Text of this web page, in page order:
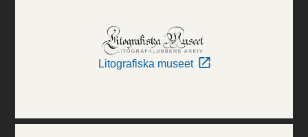
Litografiska museet